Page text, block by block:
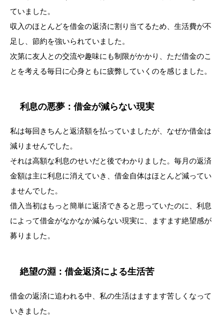
ていました。
収入のほとんどを借金の返済に割り当てるため、生活費が不
足し、節約を強いられていました。
次第に友人との交流や趣味にも制限がかかり、ただ借金のこ
とを考える毎日に心身ともに疲弊していくのを感じました。
利息の悪夢：借金が減らない現実
私は毎回きちんと返済額を払っていましたが、なぜか借金は
減りませんでした。
それは高額な利息のせいだと後でわかりました。毎月の返済
金額は主に利息に消えていき、借金自体はほとんど減ってい
ませんでした。
借入当初はもっと簡単に返済できると思っていたのに、利息
によって借金がなかなか減らない現実に、ますます絶望感が
募りました。
絶望の淵：借金返済による生活苦
借金の返済に追われる中、私の生活はますます苦しくなって
いきました。